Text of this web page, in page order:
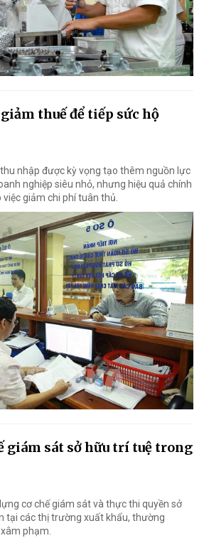
thuế để tiếp sức hộ
nhập được kỳ vọng tạo thêm nguồn lực
nghiệp siêu nhỏ, nhưng hiệu quả chính
giảm chi phí tuân thủ.
giám sát sở hữu trí tuệ trong
cơ chế giám sát và thực thi quyền sở
tại các thị trường xuất khẩu, thường
phạm.